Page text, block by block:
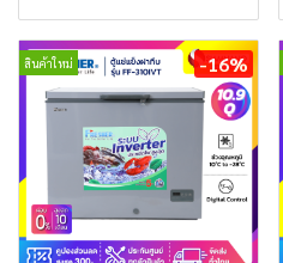
สินค้าใหม่ -16%